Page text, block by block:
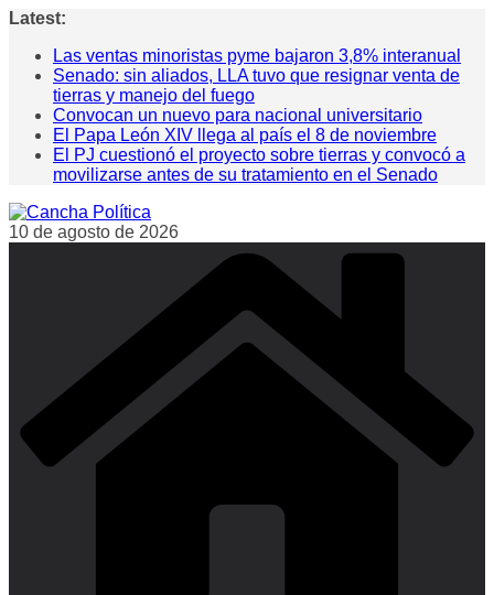
Saltar
contenido
Latest:
Las ventas minoristas pyme bajaron 3,8% interanual
Senado: sin aliados, LLA tuvo que resignar venta de
tierras y manejo del fuego
Convocan un nuevo para nacional universitario
El Papa León XIV llega al país el 8 de noviembre
El PJ cuestionó el proyecto sobre tierras y convocó a
movilizarse antes de su tratamiento en el Senado
10 de agosto de 2026